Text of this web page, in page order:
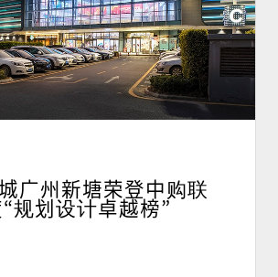
广州新塘荣登中购联
规划设计卓越榜”